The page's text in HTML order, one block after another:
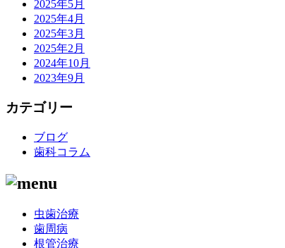
2025年5月
2025年4月
2025年3月
2025年2月
2024年10月
2023年9月
カテゴリー
ブログ
歯科コラム
虫歯治療
歯周病
根管治療